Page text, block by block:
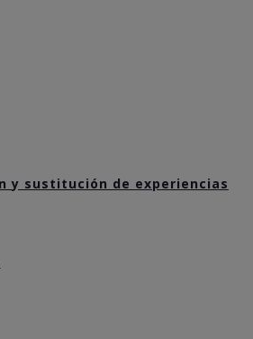
y sustitución de experiencias